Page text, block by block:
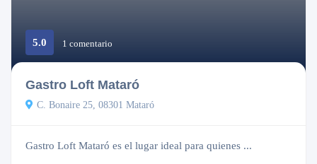
5.0 1 comentario
Gastro Loft Mataró
C. Bonaire 25, 08301 Mataró
Gastro Loft Mataró es el lugar ideal para quienes ...